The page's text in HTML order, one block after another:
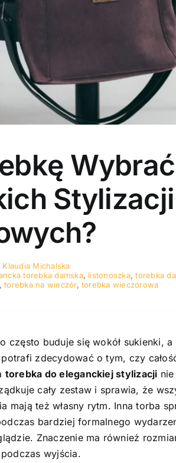
Stylizacji
Klaudia Michalska
torebka damska, listonoszka,torebka
,torebka na wieczór, torebka wieczorowa
często buduje się wokół sukienki,
potrafi zdecydować o tym, czy
torebka do eleganckiej stylizacji
cały zestaw i sprawia, że
mają też własny rytm. Inna torba
bardziej formalnego
Znaczenie ma również
wyjścia.